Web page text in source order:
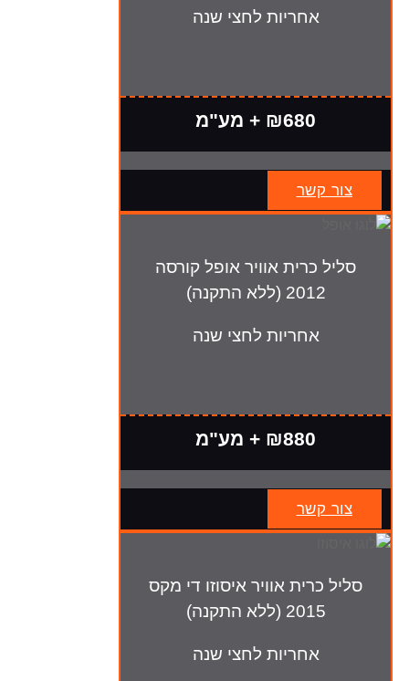
אחריות לחצי שנה
₪680 + מע"מ
צור קשר
סליל כרית אוויר אופל קורסה
2012 (ללא התקנה)
אחריות לחצי שנה
₪880 + מע"מ
צור קשר
סליל כרית אוויר איסוזו די מקס
2015 (ללא התקנה)
אחריות לחצי שנה